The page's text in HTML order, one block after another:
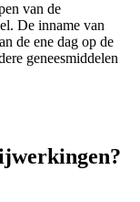
van de
De inname van
de ene dag op de
geneesmiddelen